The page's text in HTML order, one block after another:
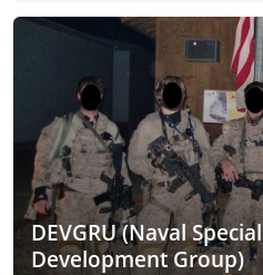
DEVGRU (Naval
Development Group)